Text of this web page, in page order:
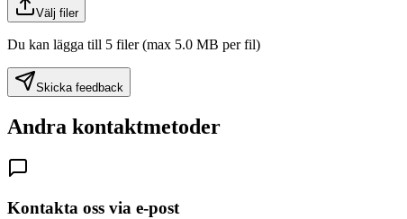
Välj filer
Du kan lägga till 5 filer (max 5.0 MB per fil)
Skicka feedback
Andra kontaktmetoder
Kontakta oss via e-post